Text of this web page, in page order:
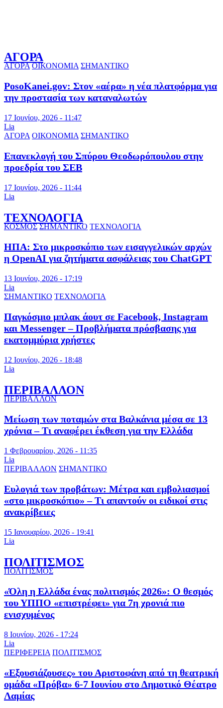
ΑΓΟΡΑ
ΑΓΟΡΑ ΟΙΚΟΝΟΜΙΑ ΣΗΜΑΝΤΙΚΟ
PosoKanei.gov: Στον «αέρα» η νέα πλατφόρμα για
την προστασία των καταναλωτών
17 Ιουνίου, 2026 - 11:47
Lia
ΑΓΟΡΑ ΟΙΚΟΝΟΜΙΑ ΣΗΜΑΝΤΙΚΟ
Επανεκλογή του Σπύρου Θεοδωρόπουλου στην
προεδρία του ΣΕΒ
17 Ιουνίου, 2026 - 11:44
Lia
ΤΕΧΝΟΛΟΓΙΑ
ΚΟΣΜΟΣ ΣΗΜΑΝΤΙΚΟ ΤΕΧΝΟΛΟΓΙΑ
ΗΠΑ: Στο μικροσκόπιο των εισαγγελικών αρχών
η OpenAI για ζητήματα ασφάλειας του ChatGPT
13 Ιουνίου, 2026 - 17:19
Lia
ΣΗΜΑΝΤΙΚΟ ΤΕΧΝΟΛΟΓΙΑ
Παγκόσμιο μπλακ άουτ σε Facebook, Instagram
και Messenger – Προβλήματα πρόσβασης για
εκατομμύρια χρήστες
12 Ιουνίου, 2026 - 18:48
Lia
ΠΕΡΙΒΑΛΛΟΝ
ΠΕΡΙΒΑΛΛΟΝ
Μείωση των ποταμών στα Βαλκάνια μέσα σε 13
χρόνια – Τι αναφέρει έκθεση για την Ελλάδα
1 Φεβρουαρίου, 2026 - 11:35
Lia
ΠΕΡΙΒΑΛΛΟΝ ΣΗΜΑΝΤΙΚΟ
Ευλογιά των προβάτων: Μέτρα και εμβολιασμοί
«στο μικροσκόπιο» – Τι απαντούν οι ειδικοί στις
ανακρίβειες
15 Ιανουαρίου, 2026 - 19:41
Lia
ΠΟΛΙΤΙΣΜΟΣ
ΠΟΛΙΤΙΣΜΟΣ
«Όλη η Ελλάδα ένας πολιτισμός 2026»: Ο θεσμός
του ΥΠΠΟ «επιστρέφει» για 7η χρονιά πιο
ενισχυμένος
8 Ιουνίου, 2026 - 17:24
Lia
ΠΕΡΙΦΕΡΕΙΑ ΠΟΛΙΤΙΣΜΟΣ
«Εξουσιάζουσες» του Αριστοφάνη από τη θεατρική
ομάδα «Πρόβα» 6-7 Ιουνίου στο Δημοτικό Θέατρο
Λαμίας